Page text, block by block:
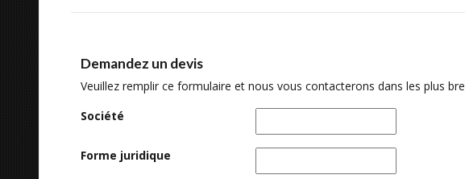
Demandez un devis
Veuillez remplir ce formulaire et nous vous contacterons dans les plus
Société
Forme juridique